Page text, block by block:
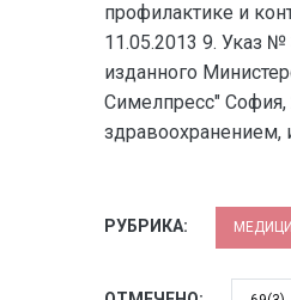
профилактике и
11.05.2013 9. Указ
изданного
Симелпресс" София,
здравоохранением,
РУБРИКА: